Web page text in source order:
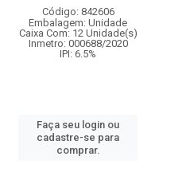
Código: 842606
Embalagem: Unidade
Caixa Com: 12 Unidade(s)
Inmetro: 000688/2020
IPI: 6.5%
Faça seu login ou
cadastre-se para
comprar.